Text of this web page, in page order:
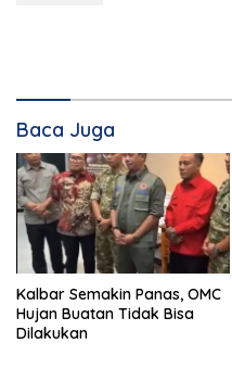
Baca Juga
Kalbar Semakin Panas, OMC
Hujan Buatan Tidak Bisa
Dilakukan